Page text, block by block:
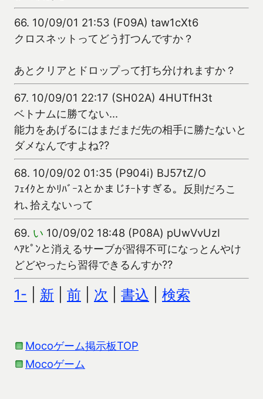
66. 10/09/01 21:53 (F09A) taw1cXt6
クロスネットってどう打つんですか？
あとクリアとドロップって打ち分けれますか？
67. 10/09/01 22:17 (SH02A) 4HUTfH3t
ベトナムに勝てない…
能力をあげるにはまだまだ先の相手に勝たないと
ダメなんですよね??
68. 10/09/02 01:35 (P904i) BJ57tZ/O
ﾌｪｲｸとかﾘﾊﾞｰｽとかまじﾁｰﾄすぎる。反則だろこ
れ､拾えないって
69. い 10/09/02 18:48 (P08A) pUwVvUzI
ﾍｱﾋﾟﾝと消えるサーブが習得不可になっとんやけ
どどやったら習得できるんすか??
1- 新 前 次 書込 検索
Mocoゲーム掲示板TOP
Mocoゲーム